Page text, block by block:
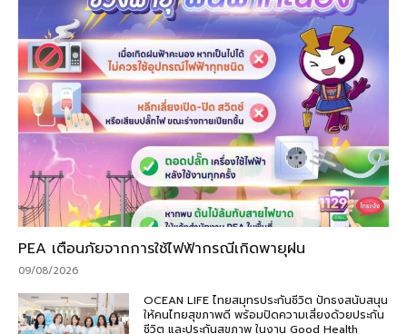
PEA เตือนภัยจากการใช้ไฟฟ้ากรณีเกิดพายุฝน
09/08/2026
OCEAN LIFE ไทยสมุทรประกันชีวิต ปักธงสนับสนุน
ให้คนไทยสุขภาพดี พร้อมปิดความเสี่ยงด้วยประกัน
ชีวิต และประกันสุขภาพ ในงาน Good Health